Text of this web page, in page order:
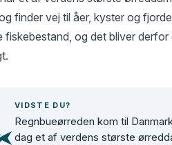
finder vej til åer, kyster og
fiskebestand, og det bliver
VIDSTE DU?
Regnbueørreden kom til
dag et af verdens største